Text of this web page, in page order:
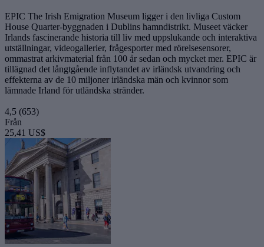
EPIC The Irish Emigration Museum ligger i den livliga Custom
House Quarter-byggnaden i Dublins hamndistrikt. Museet väcker
Irlands fascinerande historia till liv med uppslukande och interaktiva
utställningar, videogallerier, frågesporter med rörelsesensorer,
ommastrat arkivmaterial från 100 år sedan och mycket mer. EPIC är
tillägnad det långtgående inflytandet av irländsk utvandring och
effekterna av de 10 miljoner irländska män och kvinnor som
lämnade Irland för utländska stränder.
4,5 (653)
Från
25,41 US$